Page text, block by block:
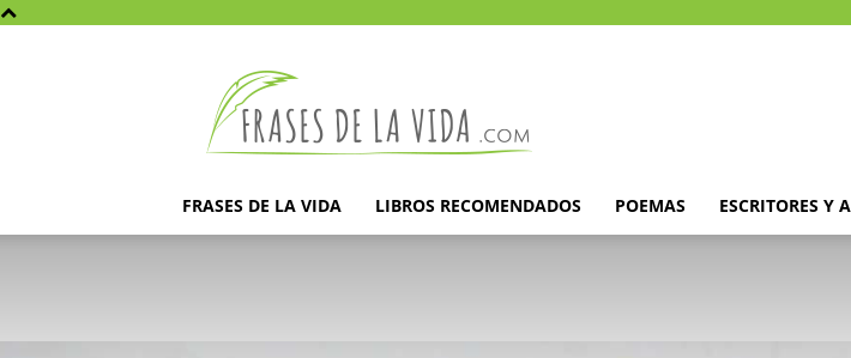
la
vida
FRASES DE LA VIDA LIBROS RECOMENDADOS POEMAS ESCRITORES Y